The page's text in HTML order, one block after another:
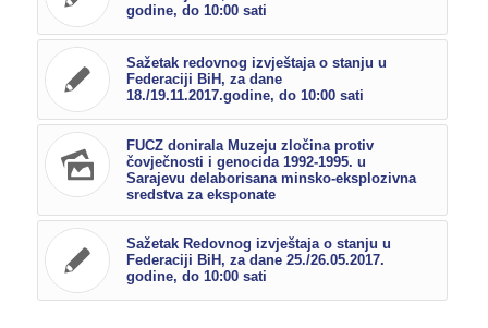
godine, do 10:00 sati
Sažetak redovnog izvještaja o stanju u
Federaciji BiH, za dane
18./19.11.2017.godine, do 10:00 sati
FUCZ donirala Muzeju zločina protiv
čovječnosti i genocida 1992-1995. u
Sarajevu delaborisana minsko-eksplozivna
sredstva za eksponate
Sažetak Redovnog izvještaja o stanju u
Federaciji BiH, za dane 25./26.05.2017.
godine, do 10:00 sati